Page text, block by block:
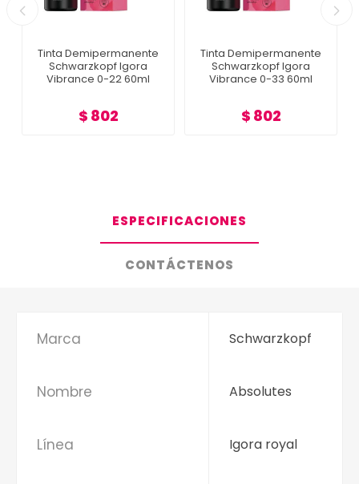
Tinta Demipermanente
Schwarzkopf Igora
Vibrance 0-22 60ml
$ 802
Tinta Demipermanente
Schwarzkopf Igora
Vibrance 0-33 60ml
$ 802
ESPECIFICACIONES
CONTÁCTENOS
Marca Schwarzkopf
Nombre Absolutes
Línea Igora royal